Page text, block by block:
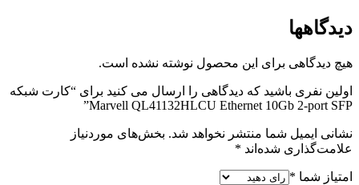
دیدگاهها
هیچ دیدگاهی برای این محصول نوشته نشده است.
اولین نفری باشید که دیدگاهی را ارسال می کنید برای “کارت شبکه‌
Marvell QL41132HLCU Ethernet 10Gb 2-port SFP”
نشانی ایمیل شما منتشر نخواهد شد. بخش‌های موردنیاز
علامت‌گذاری شده‌اند *
امتیاز شما *